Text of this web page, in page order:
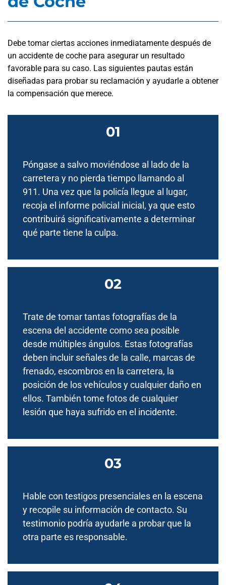
Debe tomar ciertas acciones inmediatamente después de
un accidente de coche para asegurar un resultado
favorable para su caso. Las siguientes pautas están
diseñadas para probar su reclamación y ayudarle a obtener
la compensación que merece.
Póngase a salvo moviéndose al lado de la
carretera y no pierda tiempo llamando al
911. Una vez que la policía llegue al lugar,
recoja el informe policial inicial, ya que esto
contribuirá significativamente a determinar
qué parte tiene la culpa.
Trate de tomar tantas fotografías de la
escena del accidente como sea posible
desde múltiples ángulos. Estas fotografías
deben incluir señales de la calle, marcas de
frenado, escombros en la carretera, la
posición de los vehículos y cualquier daño en
ellos. También tome fotos de cualquier
lesión que haya sufrido en el incidente.
Hable con testigos presenciales en la escena
y recopile su información de contacto. Su
testimonio podría ayudarle a probar que la
otra parte es responsable.